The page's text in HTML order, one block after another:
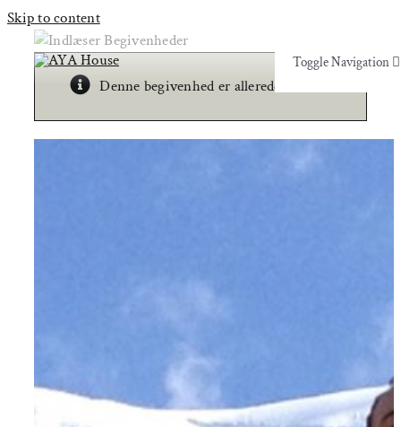
Skip to content
Toggle Navigation
Om AYA House
Toggle Navigation
Om AYA House
Denne begivenhed er allerede afholdt.
×